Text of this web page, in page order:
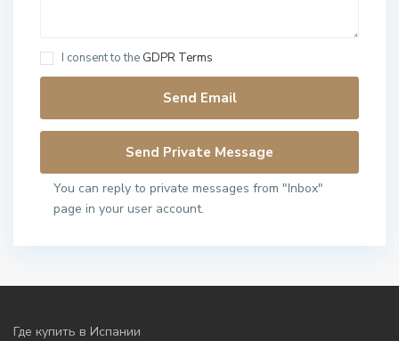
I consent to the GDPR Terms
You can reply to private messages from "Inbox"
page in your user account.
Где купить в Испании